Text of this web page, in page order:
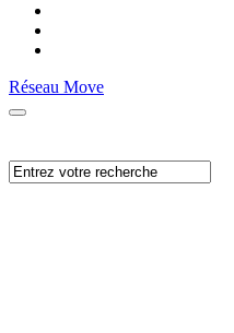
Réseau Move